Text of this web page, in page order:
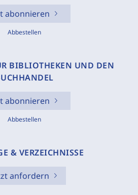
abonnieren
Abbestellen
BIBLIOTHEKEN UND DEN
abonnieren
Abbestellen
& VERZEICHNISSE
anfordern